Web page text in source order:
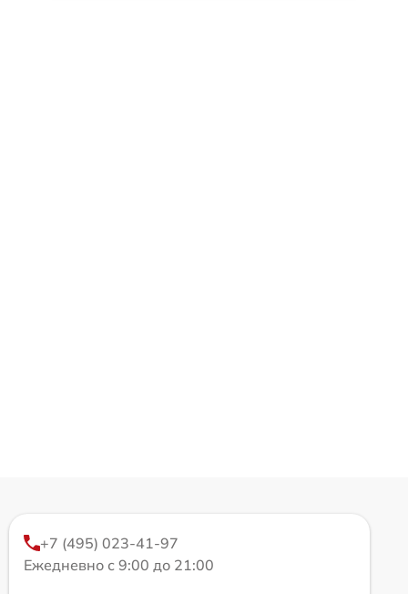
+7 (495) 023-41-97
Ежедневно с 9:00 до 21:00